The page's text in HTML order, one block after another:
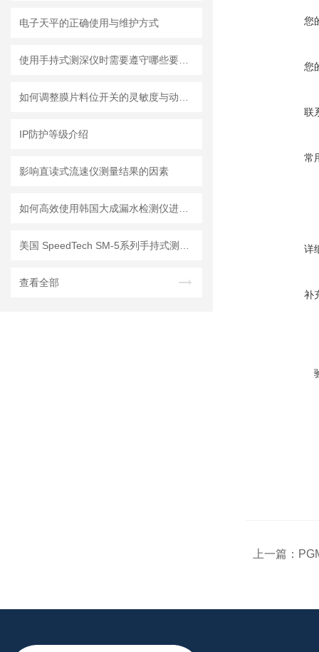
电子天平的正确使用与维护方式
IP防护等级介绍
影响直读式流速仪测量结果的因素
查看全部
您
您
联
常
详
补
上一篇：